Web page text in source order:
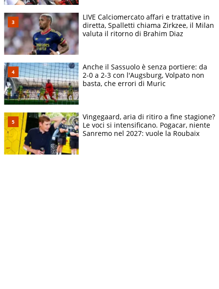
LIVE Calciomercato affari e trattative in
diretta, Spalletti chiama Zirkzee, il Milan
valuta il ritorno di Brahim Diaz
Anche il Sassuolo è senza portiere: da
2-0 a 2-3 con l'Augsburg, Volpato non
basta, che errori di Muric
Vingegaard, aria di ritiro a fine stagione?
Le voci si intensificano. Pogacar, niente
Sanremo nel 2027: vuole la Roubaix